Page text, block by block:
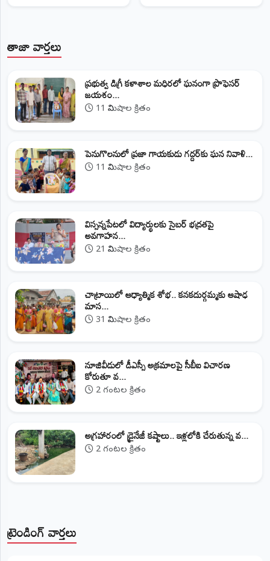
ట్రెండింగ్ వార్తలు
తాజా వార్తలు
ప్రభుత్వ డిగ్రీ కళాశాల మధిరలో ఘనంగా ప్రొఫెసర్
జయశం...
11 నిమిషాల క్రితం
పెనుగొలనులో ప్రజా గాయకుడు గద్దర్‌కు ఘన నివాళి...
11 నిమిషాల క్రితం
విస్సన్నపేటలో విద్యార్థులకు సైబర్ భద్రతపై
అవగాహన...
21 నిమిషాల క్రితం
చాట్రాయిలో ఆధ్యాత్మిక శోభ.. కనకదుర్గమ్మకు ఆషాఢ
మాస...
31 నిమిషాల క్రితం
నూజివీడులో డీఎస్సీ అక్రమాలపై సీబీఐ విచారణ
కోరుతూ వ...
2 గంటల క్రితం
అగ్రహారంలో డ్రైనేజీ కష్టాలు.. ఇళ్లలోకి చేరుతున్న వ...
2 గంటల క్రితం